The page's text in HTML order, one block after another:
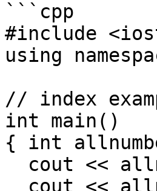
```cpp
#include
using
// index
int main()
{ int